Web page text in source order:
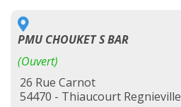
PMU CHOUKET S BAR
(Ouvert)
26 Rue Carnot
54470 - Thiaucourt Regnieville